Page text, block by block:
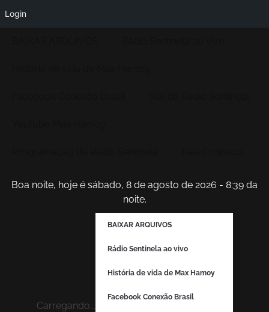
Boa noite, hoje é sábado, 8 de agosto de 2026 - 8:39 da
noite.
Carregando...
BAIXAR ARQUIVOS
Rádio Sentinela ao vivo
História de vida de Max Hamoy
Facebook Conexão Brasil
Login